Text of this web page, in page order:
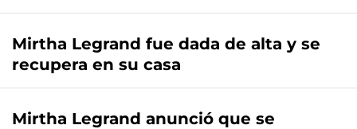
Mirtha Legrand fue dada de alta y se
recupera en su casa
Mirtha Legrand anunció que se